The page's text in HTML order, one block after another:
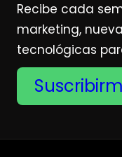
Recibe cada
marketing,
tecnológicas